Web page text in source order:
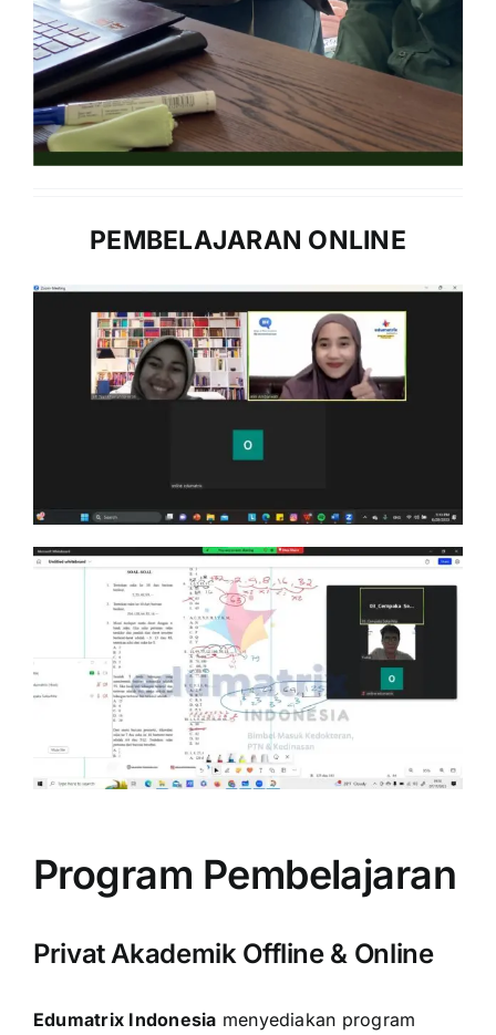
PEMBELAJARAN ONLINE
Program Pembelajaran
Privat Akademik Offline & Online
Edumatrix Indonesia menyediakan program